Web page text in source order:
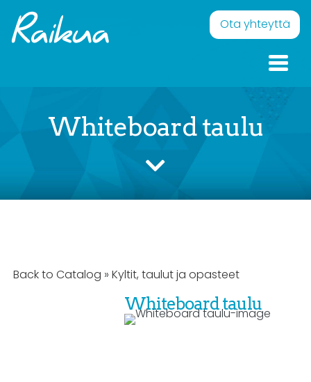
Skip to content
Raikua
Eläväistä pintaa – Onnellisia ilmeitä Ota yhteyttä
Whiteboard taulu
Back to Catalog Kyltit, taulut ja opasteet
Whiteboard taulu